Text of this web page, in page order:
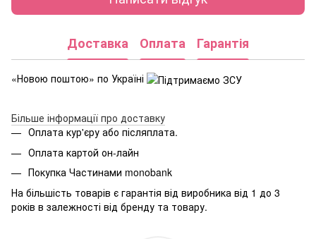
Доставка Оплата Гарантія
«Новою поштою» по Україні
Більше інформації про доставку
Оплата кур'єру або післяплата.
Оплата картой он-лайн
Покупка Частинами monobank
На більшість товарів є гарантія від виробника від 1 до 3
років в залежності від бренду та товару.